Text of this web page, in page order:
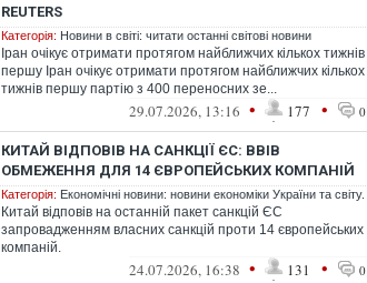
REUTERS
Категорія: Новини в світі: читати останні світові новини
Іран очікує отримати протягом найближчих кількох тижнів
першу Іран очікує отримати протягом найближчих кількох
тижнів першу партію з 400 переносних зе...
29.07.2026, 13:16 • 177 • 0
КИТАЙ ВІДПОВІВ НА САНКЦІЇ ЄС: ВВІВ
ОБМЕЖЕННЯ ДЛЯ 14 ЄВРОПЕЙСЬКИХ КОМПАНІЙ
Категорія: Економічні новини: новини економіки України та світу.
Китай відповів на останній пакет санкцій ЄС
запровадженням власних санкцій проти 14 європейських
компаній.
24.07.2026, 16:38 • 131 • 0